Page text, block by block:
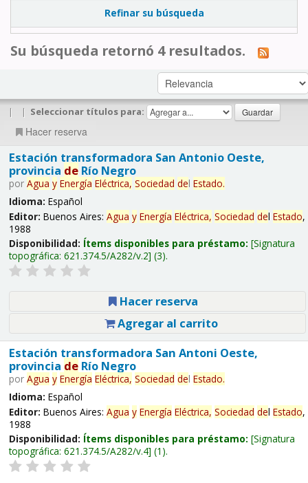
Refinar su búsqueda
Su búsqueda retornó 4 resultados.
| | Seleccionar títulos para:
Hacer reserva
Estación transformadora San Antonio Oeste,
provincia deRío Negro
por Agua y Energía Eléctrica, Sociedad del Estado.
Idioma: Español
Editor: Buenos Aires: Agua y Energía Eléctrica, Sociedad del Estado,
1988
Disponibilidad: Ítems disponibles para préstamo: Signatura
topográfica: 621.374.5/A282/v.2 (3).
Hacer reserva
Agregar al carrito
Estación transformadora San Antoni Oeste,
provincia deRío Negro
por Agua y Energía Eléctrica, Sociedad del Estado.
Idioma: Español
Editor: Buenos Aires: Agua y Energía Eléctrica, Sociedad del Estado,
1988
Disponibilidad: Ítems disponibles para préstamo: Signatura
topográfica: 621.374.5/A282/v.4 (1).